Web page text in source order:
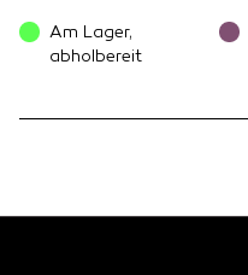
Am Lager,
abholbereit